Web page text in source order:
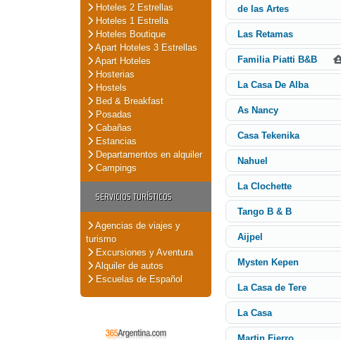
Hoteles 2 Estrellas
Hoteles 1 Estrella
Hoteles Boutique
Apart Hoteles 3 Estrellas
Apart Hoteles
Hosterias
Hostels
Bed & Breakfast
Posadas
Cabañas
Estancias
Departamentos en alquiler
Campings
SERVICIOS TURÍSTICOS
Agencias de viajes y
turismo
Excursiones y Aventura
Alquiler de autos
Escuelas de Español
de las Artes
Las Retamas
Familia Piatti B&B
La Casa De Alba
As Nancy
Casa Tekenika
Nahuel
La Clochette
Tango B & B
Aijpel
Mysten Kepen
La Casa de Tere
La Casa